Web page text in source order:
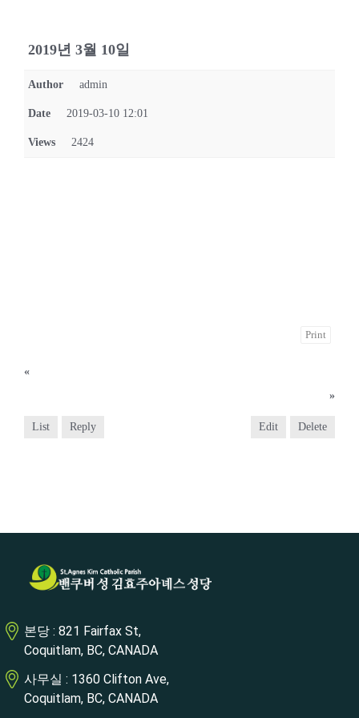
2019년 3월 10일
Author admin
Date 2019-03-10 12:01
Views 2424
Print
«
»
List Reply Edit Delete
본당 : 821 Fairfax St,
Coquitlam, BC, CANADA
사무실 : 1360 Clifton Ave,
Coquitlam, BC, CANADA